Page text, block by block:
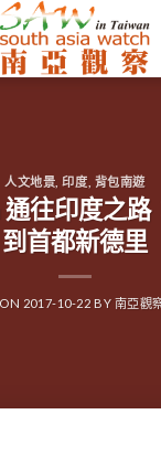
人文地景 ,印度 背包南遊
往印度之路
到首都新德里
2017-10-22 BY 南亞觀